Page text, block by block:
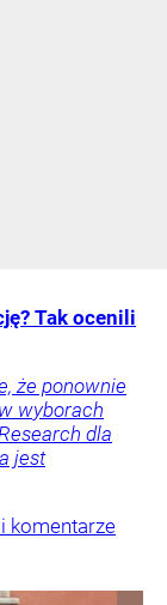
Tak ocenili
że ponownie
wyborach
dla
jest
komentarze